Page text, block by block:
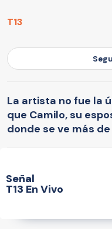
T13
La artista no fue la
que Camilo, su
donde se ve más
Señal
T13 En Vivo